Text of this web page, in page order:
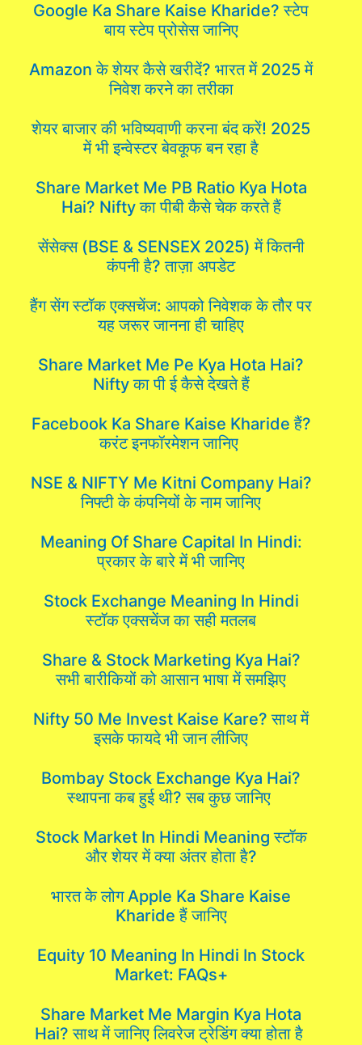
Google Ka Share Kaise Kharide? स्टेप
बाय स्टेप प्रोसेस जानिए
Amazon के शेयर कैसे खरीदें? भारत में 2025 में
निवेश करने का तरीका
शेयर बाजार की भविष्यवाणी करना बंद करें! 2025
में भी इन्वेस्टर बेवकूफ बन रहा है
Share Market Me PB Ratio Kya Hota
Hai? Nifty का पीबी कैसे चेक करते हैं
सेंसेक्स (BSE & SENSEX 2025) में कितनी
कंपनी है? ताज़ा अपडेट
हैंग सेंग स्टॉक एक्सचेंज: आपको निवेशक के तौर पर
यह जरूर जानना ही चाहिए
Share Market Me Pe Kya Hota Hai?
Nifty का पी ई कैसे देखते हैं
Facebook Ka Share Kaise Kharide हैं?
करंट इनफॉरमेशन जानिए
NSE & NIFTY Me Kitni Company Hai?
निफ्टी के कंपनियों के नाम जानिए
Meaning Of Share Capital In Hindi:
प्रकार के बारे में भी जानिए
Stock Exchange Meaning In Hindi
स्टॉक एक्सचेंज का सही मतलब
Share & Stock Marketing Kya Hai?
सभी बारीकियों को आसान भाषा में समझिए
Nifty 50 Me Invest Kaise Kare? साथ में
इसके फायदे भी जान लीजिए
Bombay Stock Exchange Kya Hai?
स्थापना कब हुई थी? सब कुछ जानिए
Stock Market In Hindi Meaning स्टॉक
और शेयर में क्या अंतर होता है?
भारत के लोग Apple Ka Share Kaise
Kharide हैं जानिए
Equity 10 Meaning In Hindi In Stock
Market: FAQs+
Share Market Me Margin Kya Hota
Hai? साथ में जानिए लिवरेज ट्रेडिंग क्या होता है